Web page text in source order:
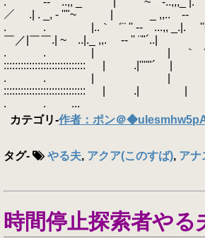
／ .| . _, - ''"~ | _ ,,.. -‐
. . |..｀゛¨ '' ‐- ...,, _.|. ''l ￣
￣／|￣￣.| ~ ..|._ ,,. -‐ '' ¨"´..|
. . | | ｀゛
::::::::::::::::::::::::::::: |
. . | | .|
:::::::::::::::::::::::::::::
. . ...
カテゴリ-作者：ポン＠
タグ- やる夫, アクア(このすば), アナ
時間停止探索者や